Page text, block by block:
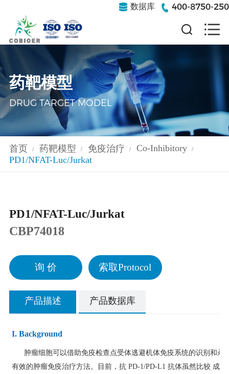
数据库 400-8750-250
药靶模型
DRUG TARGET MODEL
首页 / 药靶模型 / 免疫治疗 / Co-Inhibitory /
PD1/NFAT-Luc/Jurkat
PD1/NFAT-Luc/Jurkat
CBP74018
询 价 索取Protocol
产品描述 产品数据库
I. Background
肿瘤细胞可以借助免疫检查点受体逃避机体免疫系统的识别和杀
有效的肿瘤免疫治疗方法。目前，抗 PD-1/PD-L1 抗体虽然比较 成